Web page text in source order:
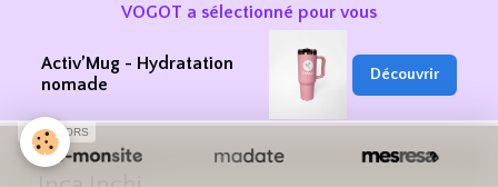
VOGOT a sélectionné pour vous
Activ’Mug - Hydratation
nomade
Découvrir
SPONSORS